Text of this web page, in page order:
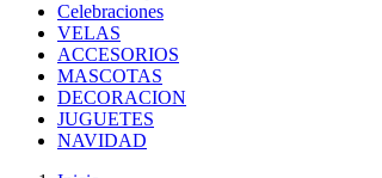
Celebraciones
VELAS
ACCESORIOS
MASCOTAS
DECORACION
JUGUETES
NAVIDAD